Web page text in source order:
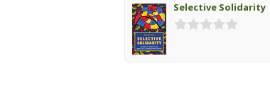
Selective Solidarity